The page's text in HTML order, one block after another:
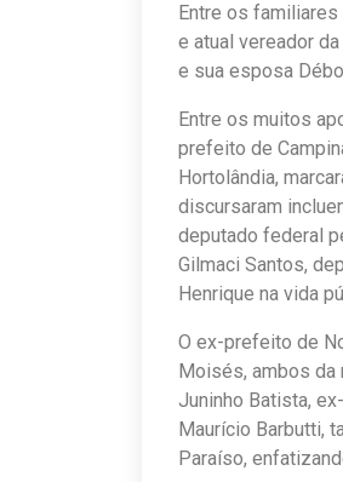
Entre os familiares
e atual vereador
e sua esposa
Entre os muitos
prefeito de
Hortolândia,
discursaram
deputado federal
Gilmaci Santos,
Henrique na vida
O ex-prefeito de
Moisés, ambos da
Juninho Batista,
Maurício Barbutti,
Paraíso,